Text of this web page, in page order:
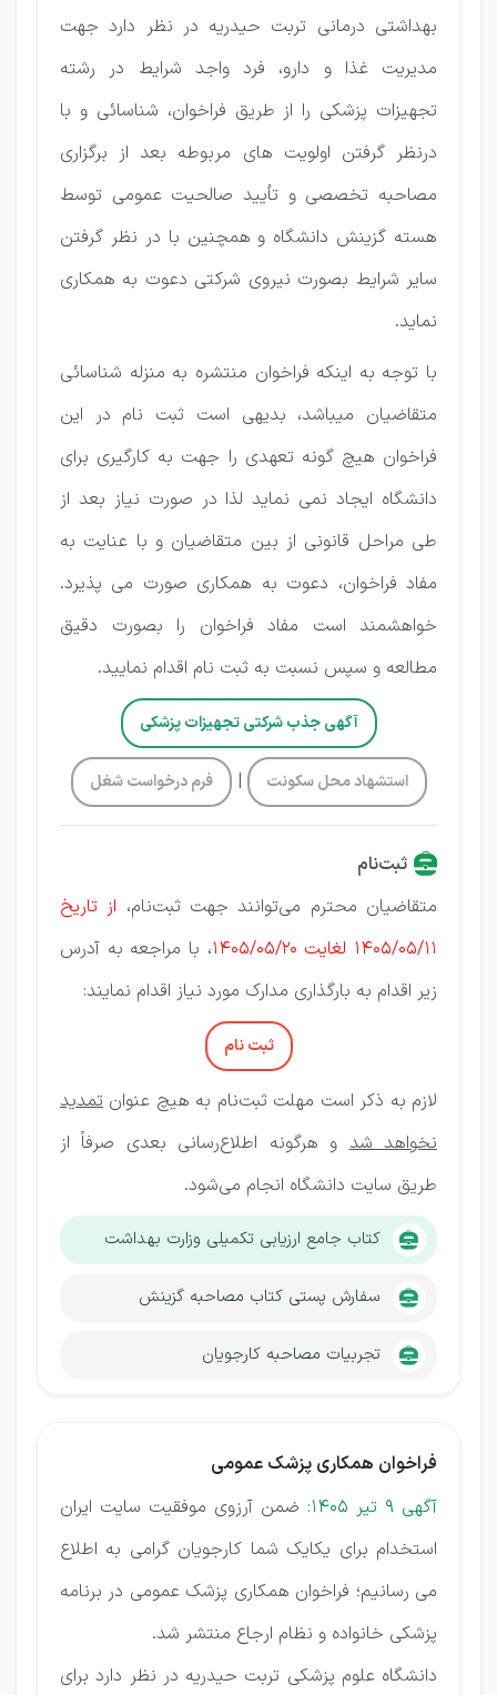
بهداشتی درمانی تربت حیدریه در نظر دارد جهت
مدیریت غذا و دارو، فرد واجد شرایط در رشته
تجهیزات پزشکی را از طریق فراخوان، شناسائی و با
درنظر گرفتن اولویت های مربوطه بعد از برگزاری
مصاحبه تخصصی و تأیید صالحیت عمومی توسط
هسته گزینش دانشگاه و همچنین با در نظر گرفتن
سایر شرایط بصورت نیروی شرکتی دعوت به همکاری
نماید.
با توجه به اینکه فراخوان منتشره به منزله شناسائی
متقاضیان میباشد، بدیهی است ثبت نام در این
فراخوان هیچ گونه تعهدی را جهت به کارگیری برای
دانشگاه ایجاد نمی نماید لذا در صورت نیاز بعد از
طی مراحل قانونی از بین متقاضیان و با عنایت به
مفاد فراخوان، دعوت به همکاری صورت می پذیرد.
خواهشمند است مفاد فراخوان را بصورت دقیق
مطالعه و سپس نسبت به ثبت نام اقدام نمایید.
آگهی جذب شرکتی تجهیزات پزشکی
استشهاد محل سکونت | فرم درخواست شغل
ثبت‌نام
متقاضیان محترم می‌توانند جهت ثبت‌نام، از تاریخ
1405/05/11 لغایت 1405/05/20
، با مراجعه به آدرس
زیر اقدام به بارگذاری مدارک مورد نیاز اقدام نمایند:
ثبت نام
لازم به ذکر است مهلت ثبت‌نام به هیچ عنوان تمدید
نخواهد شدو هرگونه اطلاع‌رسانی بعدی صرفاً از
طریق سایت دانشگاه انجام می‌شود.
کتاب جامع ارزیابی تکمیلی وزارت بهداشت
سفارش پستی کتاب مصاحبه گزینش
تجربیات مصاحبه کارجویان
فراخوان همکاری پزشک عمومی
آگهی 9 تیر 1405:
ضمن آرزوی موفقیت سایت ایران
استخدام برای یکایک شما کارجویان گرامی به اطلاع
می رسانیم؛ فراخوان همکاری پزشک عمومی در برنامه
پزشکی خانواده و نظام ارجاع منتشر شد.
دانشگاه علوم پزشکی تربت حیدریه در نظر دارد برای